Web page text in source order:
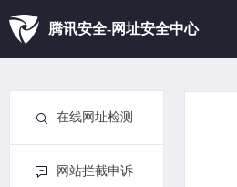
腾讯安全-网址安全中心
在线网址检测
网站拦截申诉